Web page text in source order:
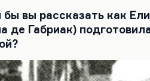
бы вы рассказать как
де Габриак)